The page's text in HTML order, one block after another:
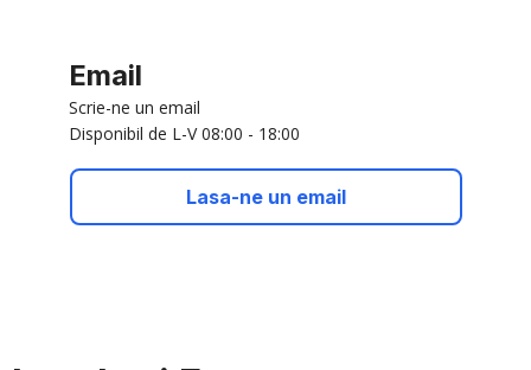
Email
Scrie-ne un email
Disponibil de L-V 08:00 - 18:00
Lasa-ne un email